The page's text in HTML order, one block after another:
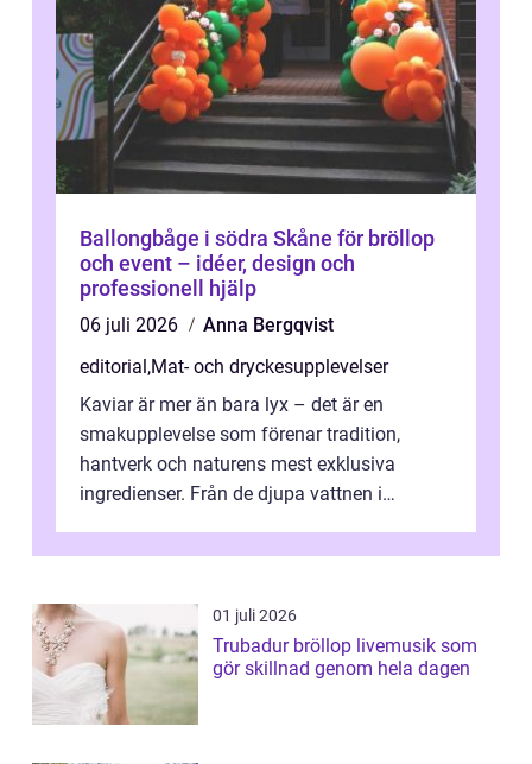
Ballongbåge i södra Skåne för bröllop
och event – idéer, design och
professionell hjälp
06 juli 2026
Anna Bergqvist
editorial,Mat- och dryckesupplevelser
Kaviar är mer än bara lyx – det är en
smakupplevelse som förenar tradition,
hantverk och naturens mest exklusiva
ingredienser. Från de djupa vattnen i
01 juli 2026
Trubadur bröllop livemusik som
gör skillnad genom hela dagen